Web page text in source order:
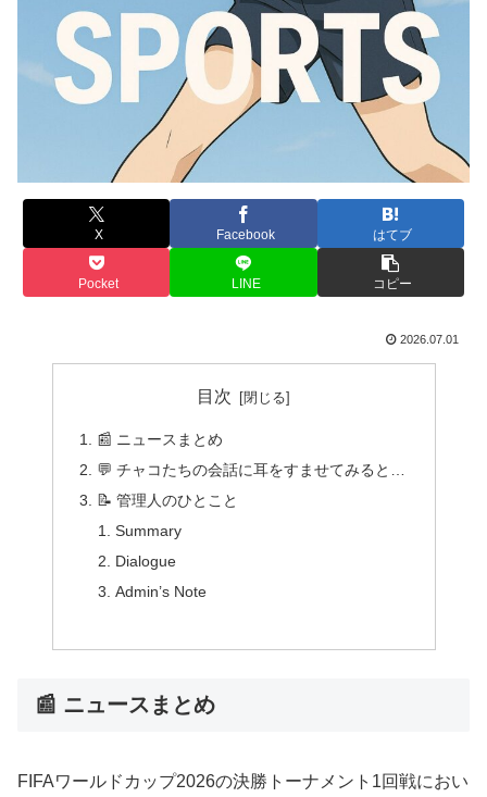
X Facebook はてブ
Pocket LINE コピー
2026.07.01
目次
📰 ニュースまとめ
💬 チャコたちの会話に耳をすませてみると…
📝 管理人のひとこと
Summary
Dialogue
Admin’s Note
📰 ニュースまとめ
FIFAワールドカップ2026の決勝トーナメント1回戦におい